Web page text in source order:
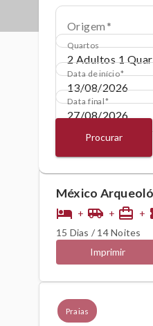
Origem
Quartos
Data de início
Data final
Procurar
Praias
México
hotel + airport_shuttle + card_travel +
15 Dias / 14 Noites
Imprimir